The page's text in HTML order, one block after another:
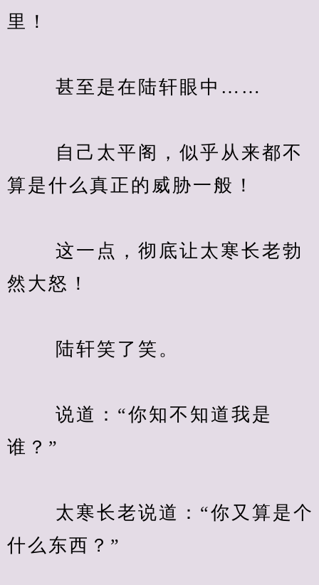
里！
甚至是在陆轩眼中……
自己太平阁，似乎从来都不
算是什么真正的威胁一般！
这一点，彻底让太寒长老勃
然大怒！
陆轩笑了笑。
说道：“你知不知道我是
谁？”
太寒长老说道：“你又算是个
什么东西？”